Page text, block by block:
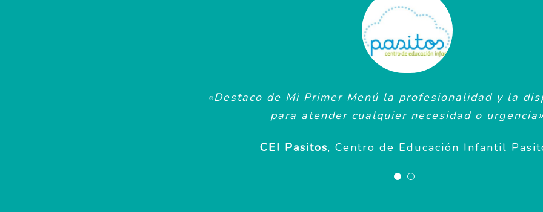
«Destaco de Mi Primer Menú la profesionalidad y la
para atender cualquier necesidad o urgencia»
CEI Pasitos, Centro de Educación Infantil